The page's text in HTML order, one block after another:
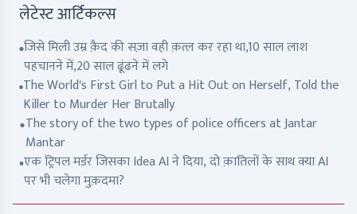
लेटेस्ट आर्टिकल्स
जिसे मिली उम्र क़ैद की सज़ा वही क़त्ल कर रहा था,10 साल लाश
पहचानने में,20 साल ढूंढने में लगे
The World's First Girl to Put a Hit Out on Herself, Told the
Killer to Murder Her Brutally
The story of the two types of police officers at Jantar
Mantar
एक ट्रिपल मर्डर जिसका Idea AI ने दिया, दो क़ातिलों के साथ क्या AI
पर भी चलेगा मुक़दमा?